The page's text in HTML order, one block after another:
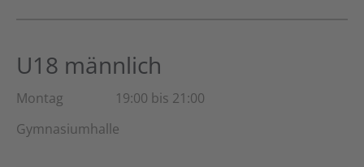
U18 männlich
Montag 19:00 bis 21:00
Gymnasiumhalle